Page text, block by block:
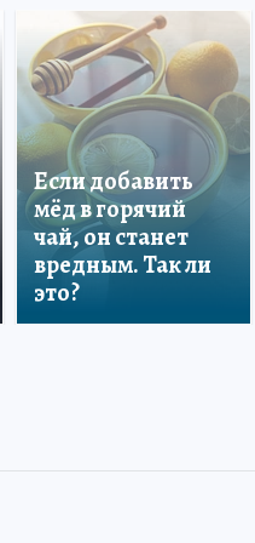
Если добавить
мёд в горячий
чай, он станет
вредным. Так ли
это?